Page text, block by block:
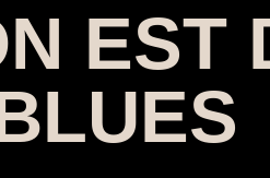
EST